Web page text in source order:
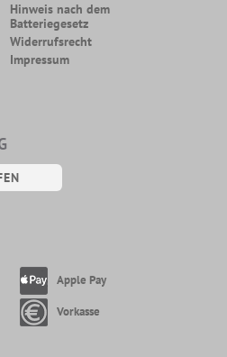
Hinweis nach dem
Batteriegesetz
Widerrufsrecht
Impressum
Apple Pay
Vorkasse